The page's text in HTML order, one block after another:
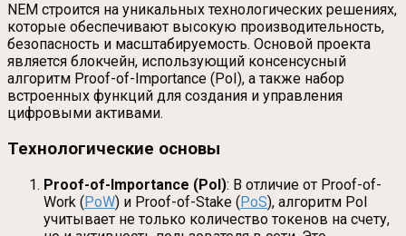
NEM строится на уникальных технологических решениях,
которые обеспечивают высокую производительность,
безопасность и масштабируемость. Основой проекта
является блокчейн, использующий консенсусный
алгоритм Proof-of-Importance (PoI), а также набор
встроенных функций для создания и управления
цифровыми активами.
Технологические основы
Proof-of-Importance (PoI): В отличие от Proof-of-
Work (PoW) и Proof-of-Stake (PoS), алгоритм PoI
учитывает не только количество токенов на счету,